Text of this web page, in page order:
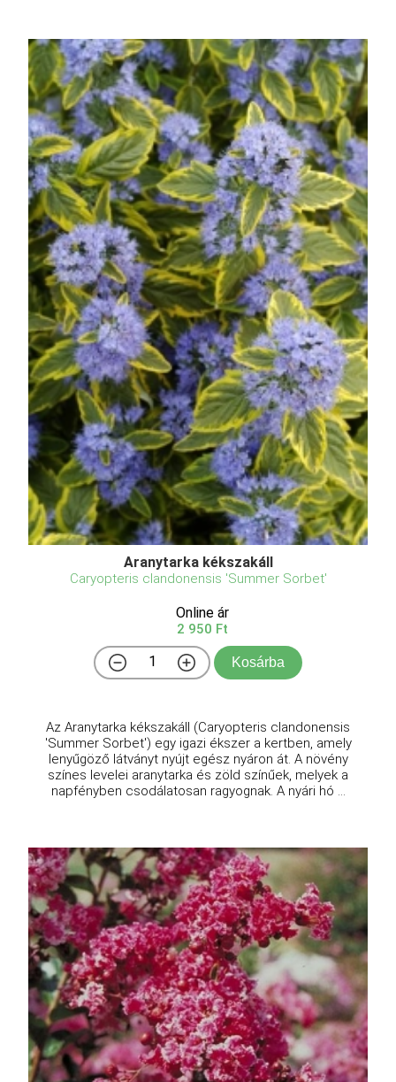
Aranytarka kékszakáll
Caryopteris clandonensis 'Summer Sorbet'
Online ár
2 950 Ft
Kosárba
Az Aranytarka kékszakáll (Caryopteris clandonensis
'Summer Sorbet') egy igazi ékszer a kertben, amely
lenyűgöző látványt nyújt egész nyáron át. A növény
színes levelei aranytarka és zöld színűek, melyek a
napfényben csodálatosan ragyognak. A nyári hó ...